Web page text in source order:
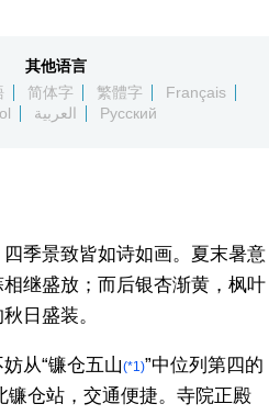
SNS
其他语言
简体字 繁體字
Français
العربية Русский
季景致皆如诗如画。夏末暑意
继盛放；而后银杏渐黄，枫叶
日盛装。
从“镰仓五山(*1)”中位列第四的
镰仓站，交通便捷。寺院正殿